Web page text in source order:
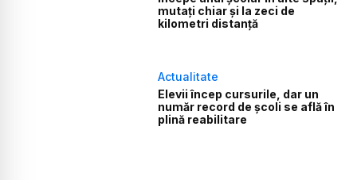
mutați chiar și la zeci de
kilometri distanță
Actualitate
Elevii încep cursurile, dar un
număr record de școli se află în
plină reabilitare